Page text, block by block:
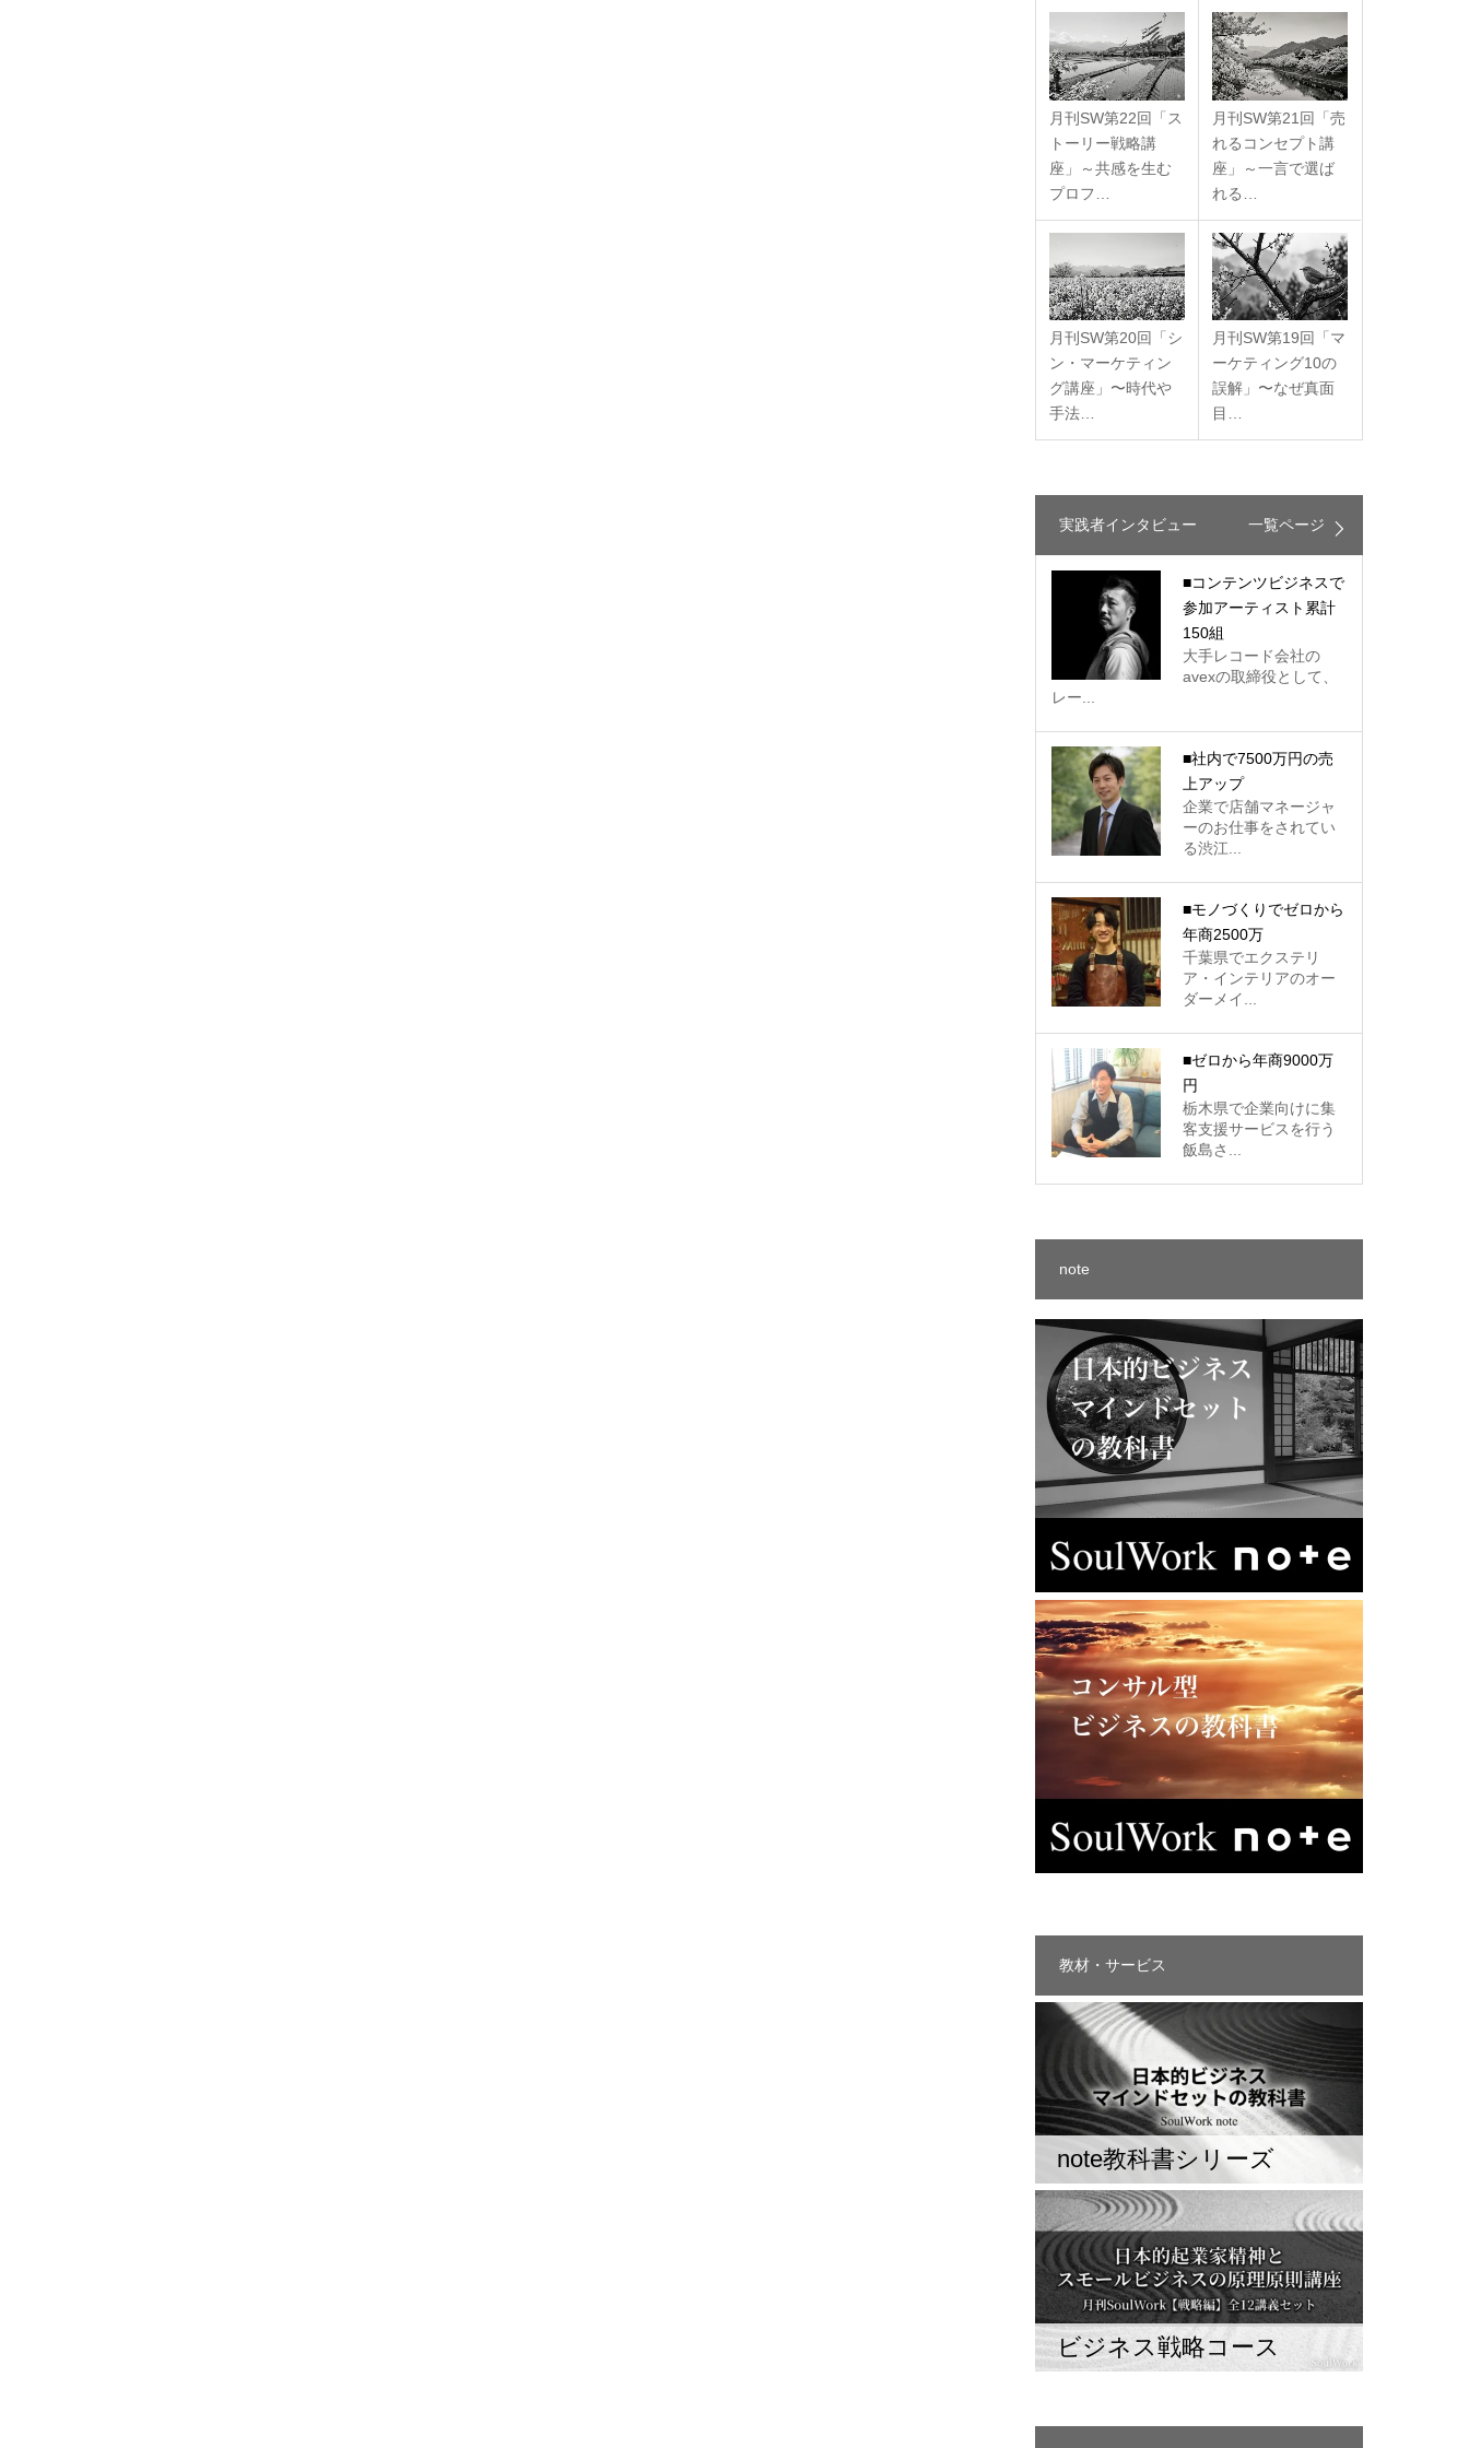
月刊SW第22回「ス
トーリー戦略講
座」～共感を生む
プロフ…
月刊SW第21回「売
れるコンセプト講
座」～一言で選ば
れる…
月刊SW第20回「シ
ン・マーケティン
グ講座」〜時代や
手法…
月刊SW第19回「マ
ーケティング10の
誤解」〜なぜ真面
目…
実践者インタビュー 一覧ページ
■コンテンツビジネスで
参加アーティスト累計
150組
大手レコード会社の
avexの取締役として、
レー...
■社内で7500万円の売
上アップ
企業で店舗マネージャ
ーのお仕事をされてい
る渋江...
■モノづくりでゼロから
年商2500万
千葉県でエクステリ
ア・インテリアのオー
ダーメイ...
■ゼロから年商9000万
円
栃木県で企業向けに集
客支援サービスを行う
飯島さ...
note
教材・サービス
note教科書シリーズ
ビジネス戦略コース